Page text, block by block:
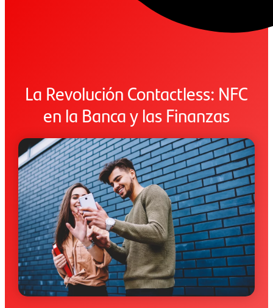
La Revolución Contactless: NFC
en la Banca y las Finanzas